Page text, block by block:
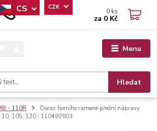
Menu
CS CZK
Hledat
0 ks
za 0 Kč
- 110R
Doraz horního ramene přední nápravy
105, 120 ; 110492803